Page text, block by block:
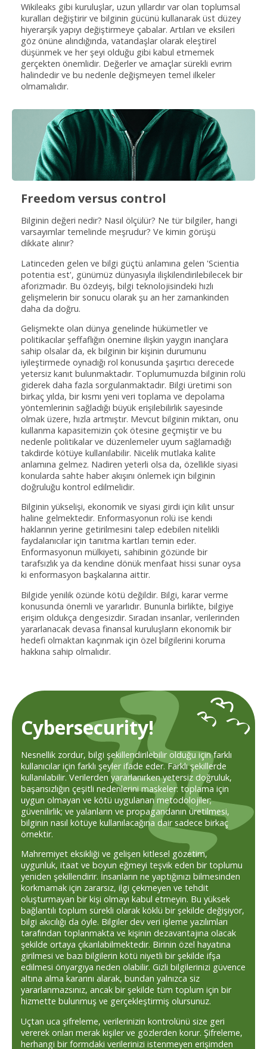
Wikileaks gibi kuruluşlar, uzun yıllardır var olan toplumsal
kuralları değiştirir ve bilginin gücünü kullanarak üst düzey
hiyerarşik yapıyı değiştirmeye çabalar. Artıları ve eksileri
göz önüne alındığında, vatandaşlar olarak eleştirel
düşünmek ve her şeyi olduğu gibi kabul etmemek
gerçekten önemlidir. Değerler ve amaçlar sürekli evrim
halindedir ve bu nedenle değişmeyen temel ilkeler
olmamalıdır.
Freedom versus control
Bilginin değeri nedir? Nasıl ölçülür? Ne tür bilgiler, hangi
varsayımlar temelinde meşrudur? Ve kimin görüşü
dikkate alınır?
Latinceden gelen ve bilgi güçtü anlamına gelen 'Scientia
potentia est', günümüz dünyasıyla ilişkilendirilebilecek bir
aforizmadır. Bu özdeyiş, bilgi teknolojisindeki hızlı
gelişmelerin bir sonucu olarak şu an her zamankinden
daha da doğru.
Gelişmekte olan dünya genelinde hükümetler ve
politikacılar şeffaflığın önemine ilişkin yaygın inançlara
sahip olsalar da, ek bilginin bir kişinin durumunu
iyileştirmede oynadığı rol konusunda şaşırtıcı derecede
yetersiz kanıt bulunmaktadır. Toplumumuzda bilginin rolü
giderek daha fazla sorgulanmaktadır. Bilgi üretimi son
birkaç yılda, bir kısmı yeni veri toplama ve depolama
yöntemlerinin sağladığı büyük erişilebilirlik sayesinde
olmak üzere, hızla artmıştır. Mevcut bilginin miktarı, onu
kullanma kapasitemizin çok ötesine geçmiştir ve bu
nedenle politikalar ve düzenlemeler uyum sağlamadığı
takdirde kötüye kullanılabilir. Nicelik mutlaka kalite
anlamına gelmez. Nadiren yeterli olsa da, özellikle siyasi
konularda sahte haber akışını önlemek için bilginin
doğruluğu kontrol edilmelidir.
Bilginin yükselişi, ekonomik ve siyasi girdi için kilit unsur
haline gelmektedir. Enformasyonun rolü ise kendi
haklarının yerine getirilmesini talep edebilen nitelikli
faydalanıcılar için tanıtma kartları temin eder.
Enformasyonun mülkiyeti, sahibinin gözünde bir
tarafsızlık ya da kendine dönük menfaat hissi sunar oysa
ki enformasyon başkalarına aittir.
Bilgide yenilik özünde kötü değildir. Bilgi, karar verme
konusunda önemli ve yararlıdır. Bununla birlikte, bilgiye
erişim oldukça dengesizdir. Sıradan insanlar, verilerinden
yararlanacak devasa finansal kuruluşların ekonomik bir
hedefi olmaktan kaçınmak için özel bilgilerini koruma
hakkına sahip olmalıdır.
Cybersecurity!
Nesnellik zordur, bilgi şekillendirilebilir olduğu için farklı
kullanıcılar için farklı şeyler ifade eder. Farklı şekillerde
kullanılabilir. Verilerden yararlanırken yetersiz doğruluk,
başarısızlığın çeşitli nedenlerini maskeler: toplama için
uygun olmayan ve kötü uygulanan metodolojiler;
güvenilirlik; ve yalanların ve propagandanın üretilmesi,
bilginin nasıl kötüye kullanılacağına dair sadece birkaç
örnektir.
Mahremiyet eksikliği ve gelişen kitlesel gözetim,
uygunluk, itaat ve boyun eğmeyi teşvik eden bir toplumu
yeniden şekillendirir. İnsanların ne yaptığınızı bilmesinden
korkmamak için zararsız, ilgi çekmeyen ve tehdit
oluşturmayan bir kişi olmayı kabul etmeyin. Bu yüksek
bağlantılı toplum sürekli olarak köklü bir şekilde değişiyor,
bilgi akıcılığı da öyle. Bilgiler dev veri işleme yazılımları
tarafından toplanmakta ve kişinin dezavantajına olacak
şekilde ortaya çıkarılabilmektedir. Birinin özel hayatına
girilmesi ve bazı bilgilerin kötü niyetli bir şekilde ifşa
edilmesi önyargıya neden olabilir. Gizli bilgilerinizi güvence
altına alma kararını alarak, bundan yalnızca siz
yararlanmazsınız, ancak bir şekilde tüm toplum için bir
hizmette bulunmuş ve gerçekleştirmiş olursunuz.
Uçtan uca şifreleme, verilerinizin kontrolünü size geri
vererek onları merak kişiler ve gözlerden korur. Şifreleme,
herhangi bir formdaki verilerinizi istenmeyen erişimden